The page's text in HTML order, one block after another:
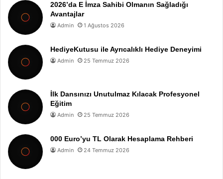
2026’da E İmza Sahibi Olmanın Sağladığı
Avantajlar
Admin 1 Ağustos 2026
HediyeKutusu ile Ayrıcalıklı Hediye Deneyimi
Admin 25 Temmuz 2026
İlk Dansınızı Unutulmaz Kılacak Profesyonel
Eğitim
Admin 25 Temmuz 2026
000 Euro’yu TL Olarak Hesaplama Rehberi
Admin 24 Temmuz 2026